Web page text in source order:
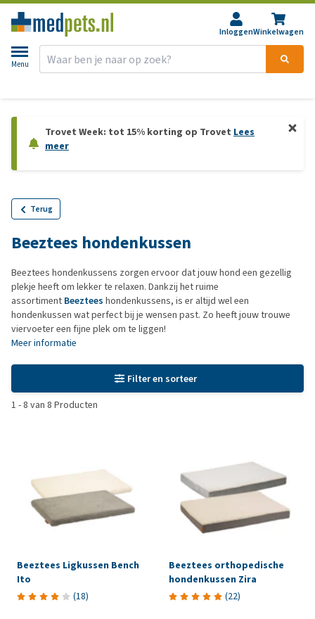
InloggenWinkelwagen
Menu
Trovet Week: tot 15% korting op Trovet Lees
meer
Terug
Beeztees hondenkussen
Beeztees hondenkussens zorgen ervoor dat jouw hond een gezellig
plekje heeft om lekker te relaxen. Dankzij het ruime
assortiment Beeztees hondenkussens, is er altijd wel een
hondenkussen wat perfect bij je wensen past. Zo heeft jouw trouwe
viervoeter een fijne plek om te liggen!
Meer informatie
Filter en sorteer
1 -8 van 8 Producten
Beeztees Ligkussen Bench
Ito
(18)
Beeztees orthopedische
hondenkussen Zira
(22)